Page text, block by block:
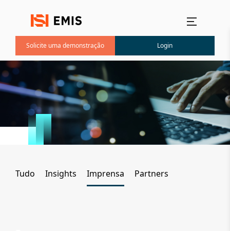
Solicite uma demonstração Login
Tudo Insights Imprensa Partners